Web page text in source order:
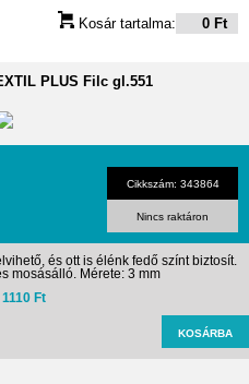
Kosár tartalma: 0 Ft
PLUS Filc gl.551
Cikkszám: 343864
Nincs raktáron
és ott is élénk fedő színt biztosít.
mosásálló. Mérete: 3 mm
1110 Ft